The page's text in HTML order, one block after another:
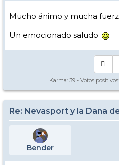
Mucho ánimo y mucha
Un emocionado saludo
Karma: 39 - Votos positivos:
Re: Nevasport y la Dana
Bender